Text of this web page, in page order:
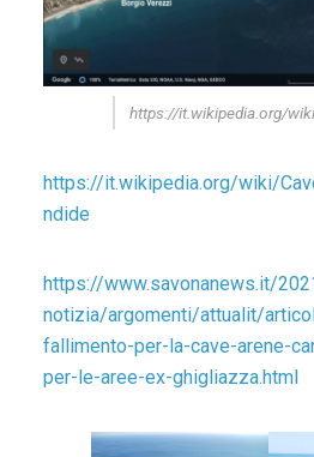
https://it.wikipedia.org/
https://it.wikipedia.org/wiki/
ndide
https://www.savonanews.it/
notizia/argomenti/attualit/
fallimento-per-la-cave-arene-
per-le-aree-ex-ghigliazza.html